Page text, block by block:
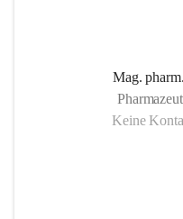
Mag.
Keine